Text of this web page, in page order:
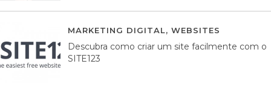
MARKETING DIGITAL, WEBSITES
Descubra como criar um site facilmente com o
SITE123